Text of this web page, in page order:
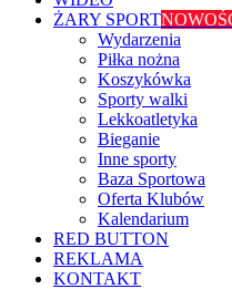
ŻARY SPORT
Wydarzenia
Piłka nożna
Koszykówka
Sporty walki
Lekkoatletyka
Bieganie
Inne sporty
Baza Sportowa
Oferta Klubów
Kalendarium
RED BUTTON
REKLAMA
KONTAKT